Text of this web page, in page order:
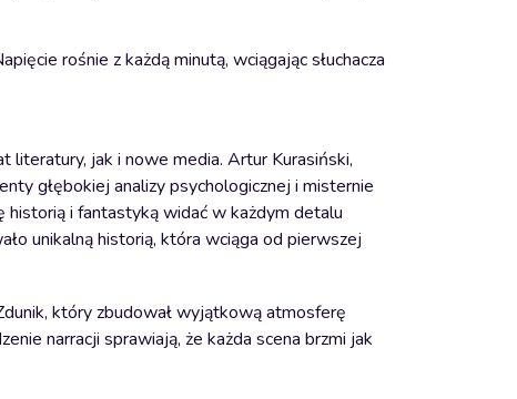
rośnie z każdą minutą, wciągając słuchacza
jak i nowe media. Artur Kurasiński,
głębokiej analizy psychologicznej i misternie
historią i fantastyką widać w każdym detalu
unikalną historią, która wciąga od pierwszej
który zbudował wyjątkową atmosferę
narracji sprawiają, że każda scena brzmi jak